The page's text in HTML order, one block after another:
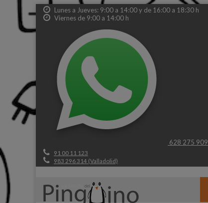
Lunes a Jueves: 9:00 a 14:00 y de 16:00 a 18:30 h
Viernes de 9:00 a 14:00 h
628 275 909
91 00 11 123
983 296 314 (Valladolid)